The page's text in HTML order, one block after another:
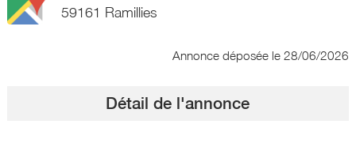
59161 Ramillies
Annonce déposée le 28/06/2026
Détail de l'annonce